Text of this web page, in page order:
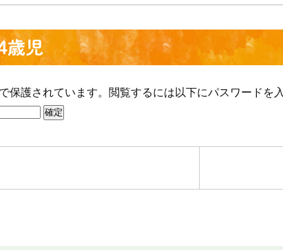
歳児
保護されています。閲覧するには以下にパスワードを